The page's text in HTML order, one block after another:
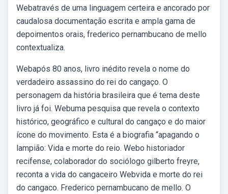
Webatravés de uma linguagem certeira e ancorado por
caudalosa documentação escrita e ampla gama de
depoimentos orais, frederico pernambucano de mello
contextualiza.
Webapós 80 anos, livro inédito revela o nome do
verdadeiro assassino do rei do cangaço. O
personagem da história brasileira que é tema deste
livro já foi. Webuma pesquisa que revela o contexto
histórico, geográfico e cultural do cangaço e do maior
ícone do movimento. Esta é a biografia “apagando o
lampião: Vida e morte do reio. Webo historiador
recifense, colaborador do sociólogo gilberto freyre,
reconta a vida do cangaceiro Webvida e morte do rei
do cangaco. Frederico pernambucano de mello. O